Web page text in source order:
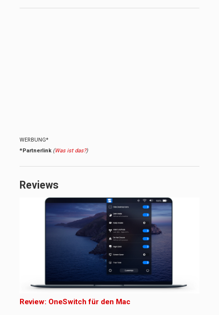
WERBUNG*
*Partnerlink (Was ist das?)
Reviews
Review: OneSwitch für den Mac